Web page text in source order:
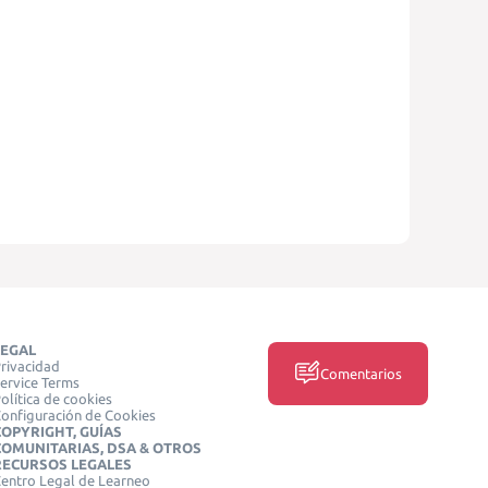
Terms
de cookies
de Cookies
GUÍAS
DSA & OTROS
LEGALES
Legal de Learneo
Comentarios